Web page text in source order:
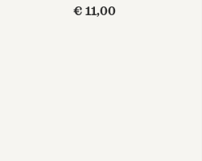
€ 11,00